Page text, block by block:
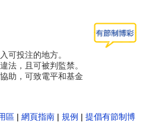
可投注的地方。
法，且可被判監禁。
助，可致電平和基金
區 | 網頁指南 | 規例 | 提倡有節制博